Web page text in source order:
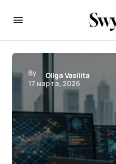
By
Oliga Vasilita
17 марта, 2026